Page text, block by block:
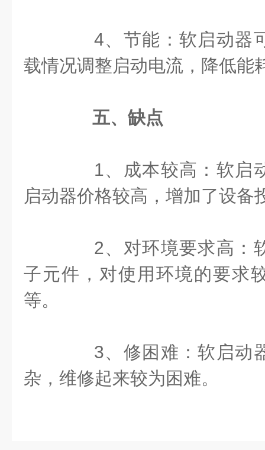
4、节能：软启动器
载情况调整启动电流，降低能
五、缺点
1、成本较高：软启
启动器价格较高，增加了设备
2、对环境要求高：
子元件，对使用环境的要求
等。
3、修困难：软启动
杂，维修起来较为困难。